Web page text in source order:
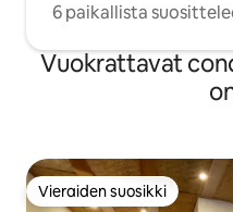
6 paikallista
Vuokrattavat
Vieraiden suosikki
Vieraiden suosikki